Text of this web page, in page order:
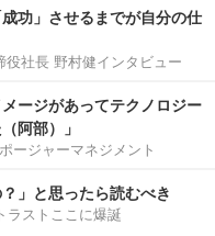
功」させるまでが自分の仕
社長 野村健インタビュー
ージがあってテクノロジー
阿部）」
ージャーマネジメント
」と思ったら読むべき
ラストここに爆誕